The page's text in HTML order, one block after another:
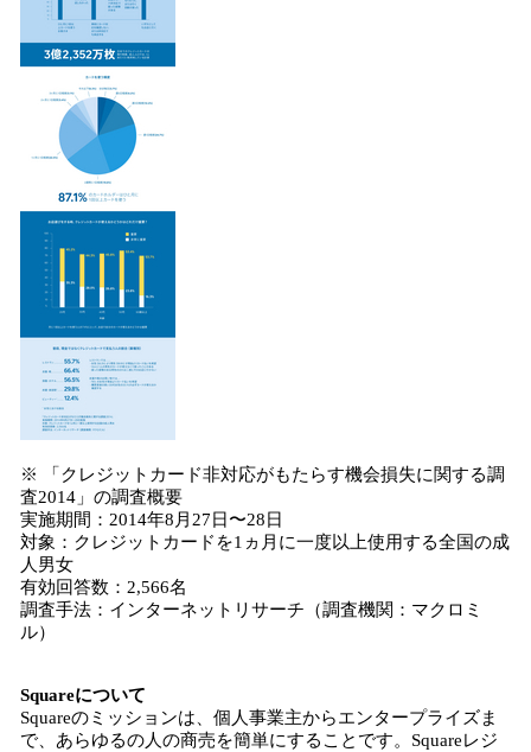
※ 「クレジットカード非対応がもたらす機会損失に関する調
査2014」の調査概要
実施期間：2014年8月27日〜28日
対象：クレジットカードを1ヵ月に一度以上使用する全国の成
人男女
有効回答数：2,566名
調査手法：インターネットリサーチ（調査機関：マクロミ
ル）
Squareについて
Squareのミッションは、個人事業主からエンタープライズま
で、あらゆるの人の商売を簡単にすることです。Squareレジ